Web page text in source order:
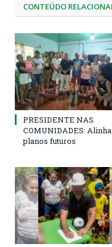
CONTEÚDO
PRESIDENTE NAS
COMUNIDADES:
planos futuros